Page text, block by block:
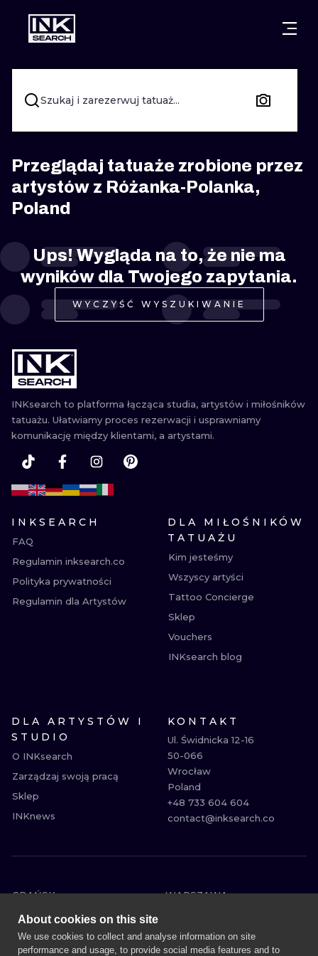
MIASTA GDAŃSK
WARSZAWA POZNAŃ
KRAKÓW KATOWICE
WROCŁAW ŁÓDŹ
BERLIN WIEDEŃ
PRAGA LONDYN
STYLE
KALIGRAFIA
NEW
RYCINOWE
Szukaj i zarezerwuj tatuaż...
Przeglądaj tatuaże zrobione przez
artystów z Różanka-Polanka,
Poland
Ups! Wygląda na to, że nie ma
wyników dla Twojego zapytania.
WYCZYŚĆ WYSZUKIWANIE
INKsearch to platforma łącząca studia, artystów i miłośników
tatuażu. Ułatwiamy proces rezerwacji i usprawniamy
komunikację między klientami, a artystami.
INKSEARCH
FAQ
Regulamin inksearch.co
Polityka prywatności
Regulamin dla Artystów
DLA MIŁOŚNIKÓW
TATUAŻU
Kim jesteśmy
Wszyscy artyści
Tattoo Concierge
Sklep
Vouchers
INKsearch blog
DLA ARTYSTÓW I
STUDIO
O INKsearch
Zarządzaj swoją pracą
Sklep
INKnews
KONTAKT
Ul. Świdnicka 12-16
50-066
Wrocław
Poland
+48 733 604 604
contact@inksearch.co
GDAŃSK
WARSZAWA
POZNAŃ
KATOWICE
WROCŁAW
About cookies on this site
We use cookies to collect and analyse information on site
performance and usage, to provide social media features and to